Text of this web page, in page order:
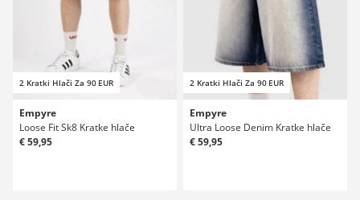
2 Kratki Hlači Za 90 EUR
Empyre
Loose Fit Sk8 Kratke hlače
€ 59,95
2 Kratki Hlači Za 90 EUR
Empyre
Ultra Loose Denim Kratke hlače
€ 59,95